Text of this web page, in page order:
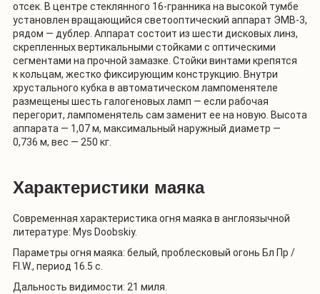
отсек. В центре стеклянного 16-гранника на высокой тумбе
установлен вращающийся светооптический аппарат ЭМВ-3,
рядом — дублер. Аппарат состоит из шести дисковых линз,
скрепленных вертикальными стойками с оптическими
сегментами на прочной замазке. Стойки винтами крепятся
к кольцам, жестко фиксирующим конструкцию. Внутри
хрустального кубка в автоматическом лампоменятеле
размещены шесть галогеновых ламп — если рабочая
перегорит, лампоменятель сам заменит ее на новую. Высота
аппарата — 1,07 м, максимальный наружный диаметр —
0,736 м, вес — 250 кг.
Характеристики маяка
Современная характеристика огня маяка в англоязычной
литературе: Mys Doobskiy.
Параметры огня маяка: белый, проблесковый огонь Бл Пр /
Fl.W., период 16.5 с.
Дальность видимости: 21 миля.